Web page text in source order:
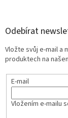
Odebírat
Vložte svůj e-mail a
produktech na
E-mail
Vložením e-mailu